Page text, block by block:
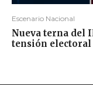
Escenario Nacional
Nueva terna del
tensión electoral